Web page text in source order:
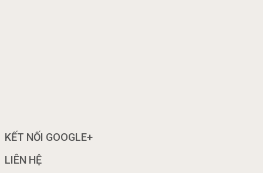
KẾT NỐI GOOGLE+
LIÊN HỆ